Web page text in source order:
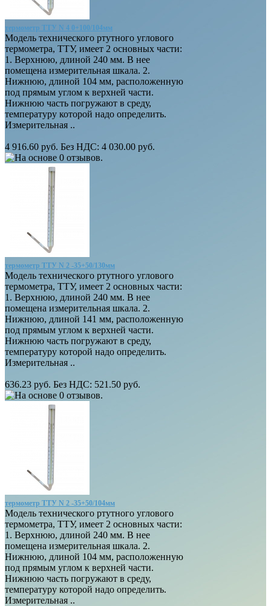
термометр ТТУ N 4 0+100/104мм
Модель технического ртутного углового
термометра, ТТУ, имеет 2 основных части:
1. Верхнюю, длиной 240 мм. В нее
помещена измерительная шкала. 2.
Нижнюю, длиной 104 мм, расположенную
под прямым углом к верхней части.
Нижнюю часть погружают в среду,
температуру которой надо определить.
Измерительная ..
4 916.60 руб. Без НДС: 4 030.00 руб.
термометр ТТУ N 2 -35+50/130мм
Модель технического ртутного углового
термометра, ТТУ, имеет 2 основных части:
1. Верхнюю, длиной 240 мм. В нее
помещена измерительная шкала. 2.
Нижнюю, длиной 141 мм, расположенную
под прямым углом к верхней части.
Нижнюю часть погружают в среду,
температуру которой надо определить.
Измерительная ..
636.23 руб. Без НДС: 521.50 руб.
термометр ТТУ N 2 -35+50/104мм
Модель технического ртутного углового
термометра, ТТУ, имеет 2 основных части:
1. Верхнюю, длиной 240 мм. В нее
помещена измерительная шкала. 2.
Нижнюю, длиной 104 мм, расположенную
под прямым углом к верхней части.
Нижнюю часть погружают в среду,
температуру которой надо определить.
Измерительная ..